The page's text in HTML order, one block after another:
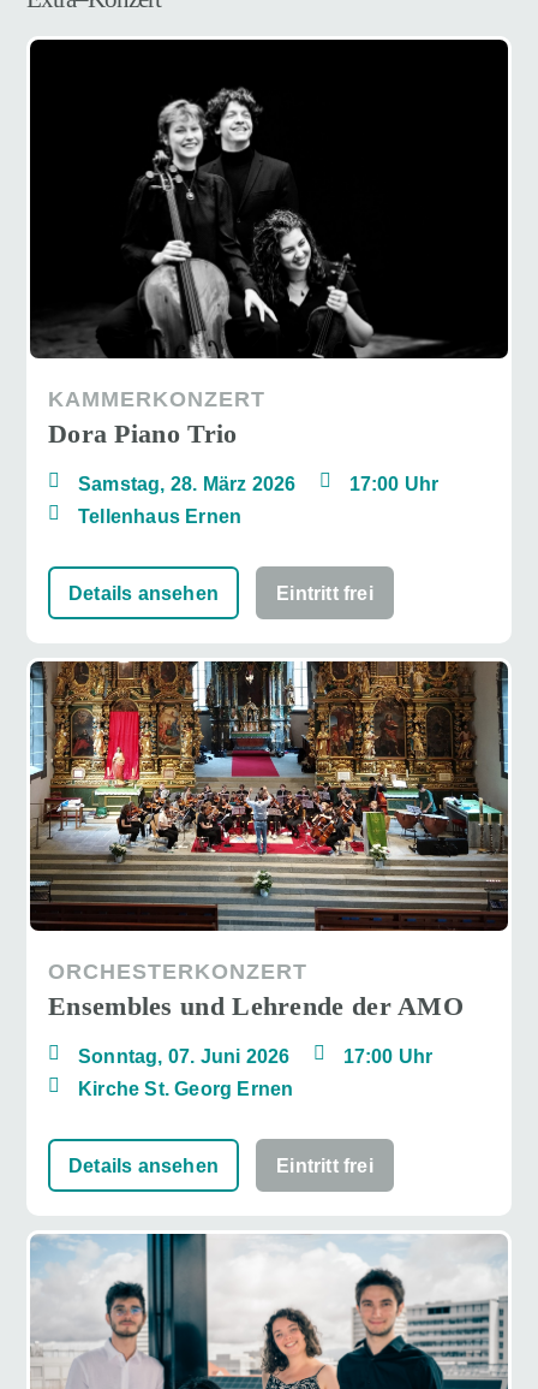
KAMMERKONZERT
Dora Piano Trio
Samstag, 28. März 2026
17:00 Uhr
Tellenhaus Ernen
Details ansehen Eintritt frei
ORCHESTERKONZERT
Ensembles und Lehrende der AMO
Sonntag, 07. Juni 2026
17:00 Uhr
Kirche St. Georg Ernen
Details ansehen Eintritt frei